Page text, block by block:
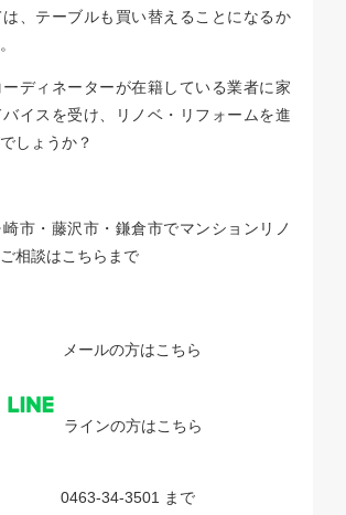
、テーブルも買い替えることになるか
ディネーターが在籍している業者に家
イスを受け、リノベ・リフォームを進
しょうか？
市・藤沢市・鎌倉市でマンションリノ
相談はこちらまで
メールの方はこちら
ラインの方はこちら
0463-34-3501 まで